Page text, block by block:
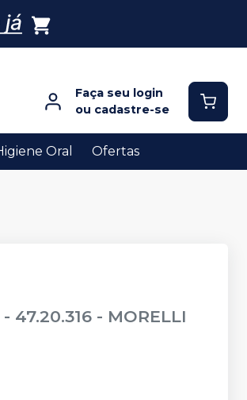
Faça seu login
ou cadastre-se
Oral Ofertas
47.20.316 - MORELLI